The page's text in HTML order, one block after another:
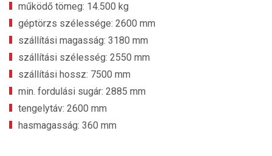
működő tömeg: 14.500 kg
géptörzs szélessége: 2600 mm
szállítási magasság: 3180 mm
szállítási szélesség: 2550 mm
szállítási hossz: 7500 mm
min. fordulási sugár: 2885 mm
tengelytáv: 2600 mm
hasmagasság: 360 mm